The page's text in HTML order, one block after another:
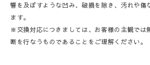
響を及ぼすような凹み、破損を除き、汚れや傷
ます。
※交換対応につきましては、お客様の主観では
断を行なうものであることをご理解ください。